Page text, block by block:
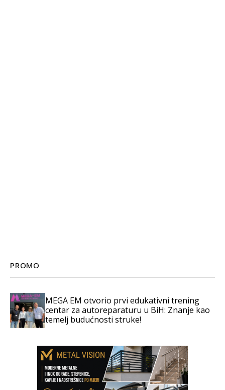
PROMO
MEGA EM otvorio prvi edukativni trening
centar za autoreparaturu u BiH: Znanje kao
temelj budućnosti struke!